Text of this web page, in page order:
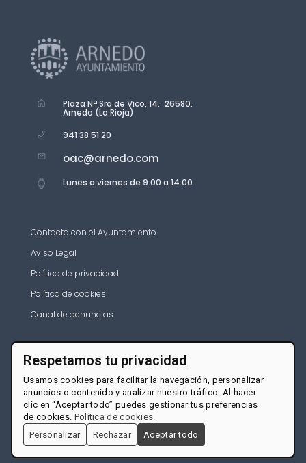
Plaza Nª Sra de Vico, 14. 26580.
Arnedo (La Rioja)
941 38 51 20
oac@arnedo.com
Lunes a viernes de 9:00 a 14:00
Contacta con el Ayuntamiento
Aviso Legal
Política de privacidad
Política de cookies
Canal de denuncias
Respetamos tu privacidad
Usamos cookies para facilitar la navegación, personalizar
anuncios o contenido y analizar nuestro tráfico. Al hacer
clic en “Aceptar todo” puedes gestionar tus preferencias
de cookies. Política de cookies.
Personalizar
Rechazar Aceptar todo